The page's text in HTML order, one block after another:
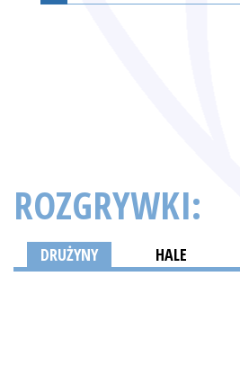
ROZGRYWKI:
DRUŻYNY HALE